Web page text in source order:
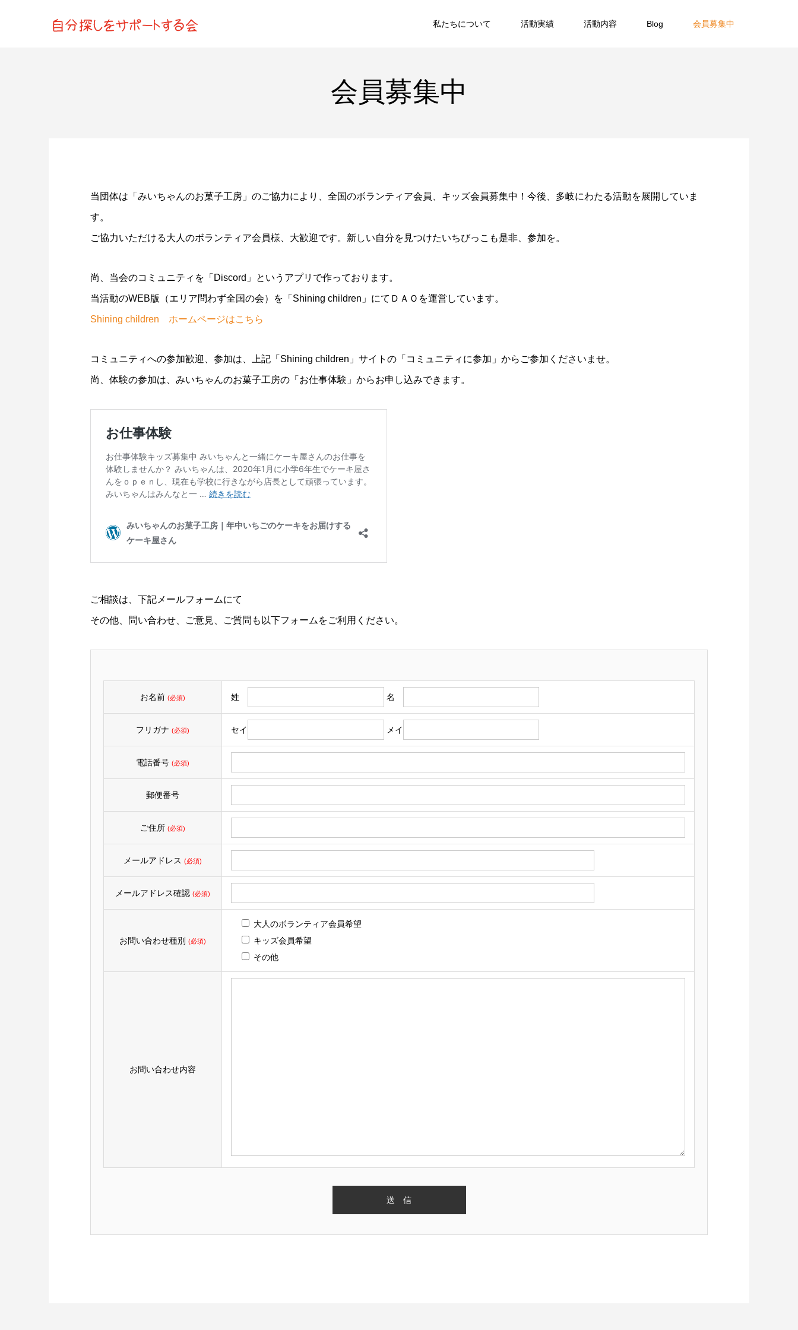
私たちについて 活動実績 活動内容 Blog 会員募集中
会員募集中
当団体は「みいちゃんのお菓子工房」のご協力により、全国のボランティア会員、キッズ会員募集中！今後、多岐にわたる活動を展開していま
す。
ご協力いただける大人のボランティア会員様、大歓迎です。新しい自分を見つけたいちびっこも是非、参加を。
尚、当会のコミュニティを「Discord」というアプリで作っております。
当活動のWEB版（エリア問わず全国の会）を「Shining children」にてＤＡＯを運営しています。
Shining children ホームページはこちら
コミュニティへの参加歓迎、参加は、上記「Shining children」サイトの「コミュニティに参加」からご参加くださいませ。
尚、体験の参加は、みいちゃんのお菓子工房の「お仕事体験」からお申し込みできます。
ご相談は、下記メールフォームにて
その他、問い合わせ、ご意見、ご質問も以下フォームをご利用ください。
お名前 (必須) 姓 名
フリガナ (必須) セイ メイ
電話番号 (必須)
郵便番号
ご住所 (必須)
メールアドレス (必須)
メールアドレス確認 (必須)
お問い合わせ種別 (必須)
大人のボランティア会員希望
キッズ会員希望
その他
お問い合わせ内容